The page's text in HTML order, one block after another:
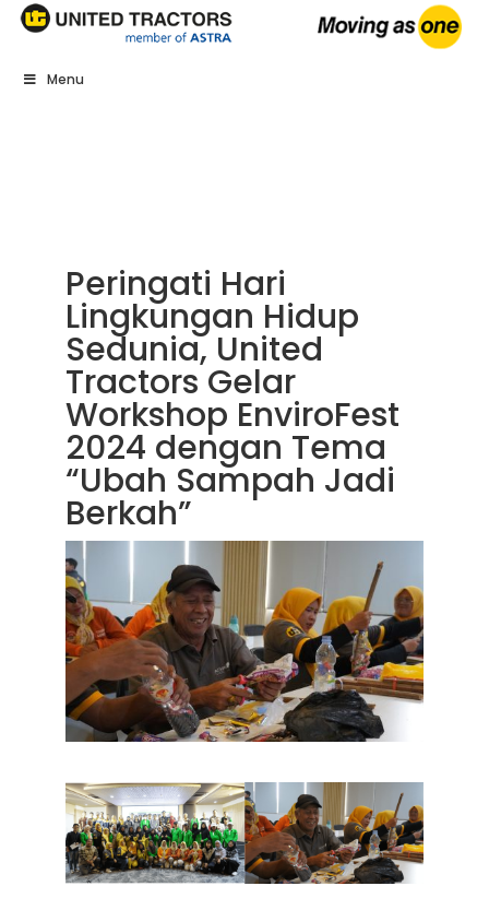
Menu
Peringati Hari
Lingkungan Hidup
Sedunia, United
Tractors Gelar
Workshop EnviroFest
2024 dengan Tema
“Ubah Sampah Jadi
Berkah”